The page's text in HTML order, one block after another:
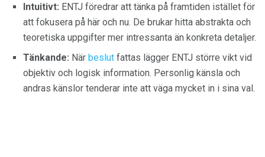
Intuitivt: ENTJ föredrar att tänka på framtiden istället för
att fokusera på här och nu. De brukar hitta abstrakta och
teoretiska uppgifter mer intressanta än konkreta detaljer.
Tänkande: När beslut fattas lägger ENTJ större vikt vid
objektiv och logisk information. Personlig känsla och
andras känslor tenderar inte att väga mycket in i sina val.